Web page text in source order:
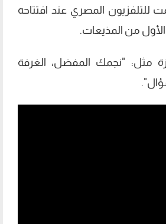
انضمت للتلفزيون المصري عند افتتاحه
من المذيعات.
مثل: "نجمك المفضل، الغرفة